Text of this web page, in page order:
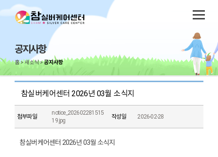
공지사항
홈 새소식 공지사항
참실버케어센터 2026년 03월 소식지
첨부파일
notice_202602281515
19.jpg
작성일 2026-02-28
참실버케어센터 2026년 03월 소식지